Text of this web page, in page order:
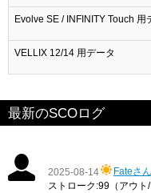
Evolve SE / INFINITY Touch 用
VELLIX 12/14 用データ
最新のSCOログ
2025-08-14
Fateさん
ストローク:99（アウト/